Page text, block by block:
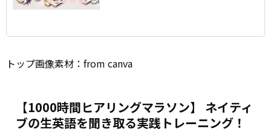
トップ画像素材：from canva
【1000時間ヒアリングマラソン】 ネイティ
ブの生英語を聞き取る実践トレーニング！